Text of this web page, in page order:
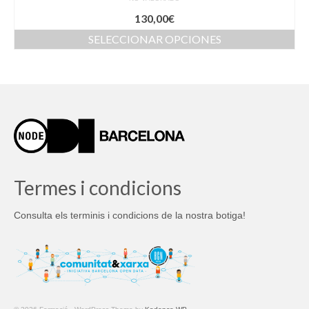
130,00€
SELECCIONAR OPCIONES
opciones
en
página
producto
Termes i condicions
Consulta els terminis i condicions de la nostra botiga!